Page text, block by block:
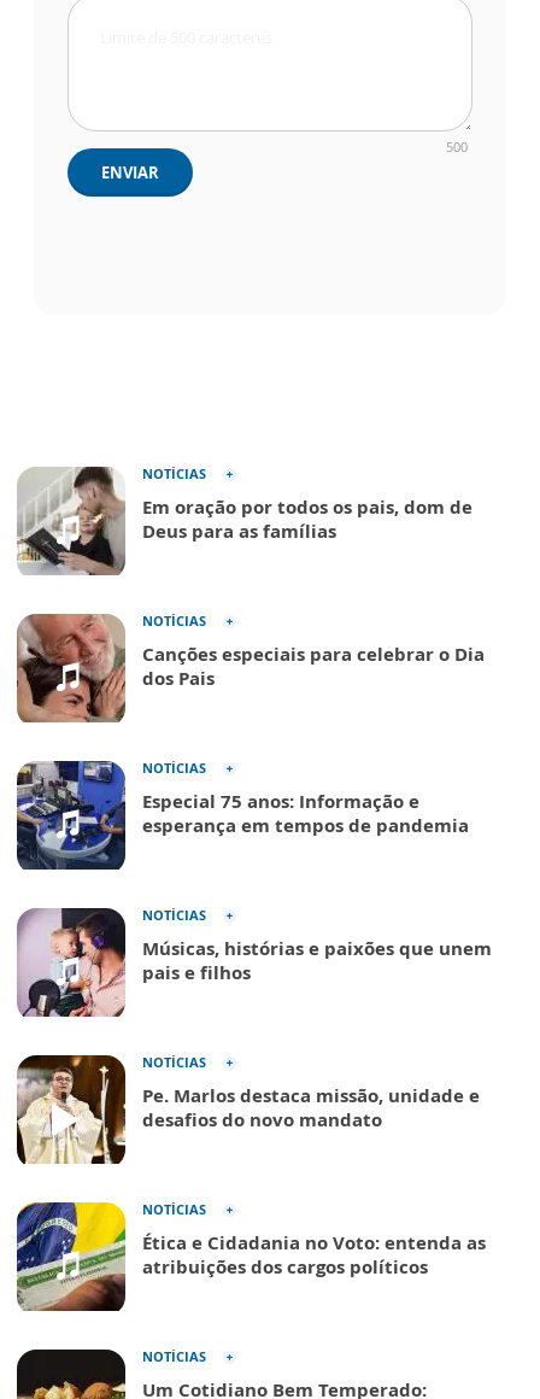
500
ENVIAR
NOTÍCIAS
Em oração por todos os pais, dom de
Deus para as famílias
NOTÍCIAS
Canções especiais para celebrar o Dia
dos Pais
NOTÍCIAS
Especial 75 anos: Informação e
esperança em tempos de pandemia
NOTÍCIAS
Músicas, histórias e paixões que unem
pais e filhos
NOTÍCIAS
Pe. Marlos destaca missão, unidade e
desafios do novo mandato
NOTÍCIAS
Ética e Cidadania no Voto: entenda as
atribuições dos cargos políticos
NOTÍCIAS
Um Cotidiano Bem Temperado: